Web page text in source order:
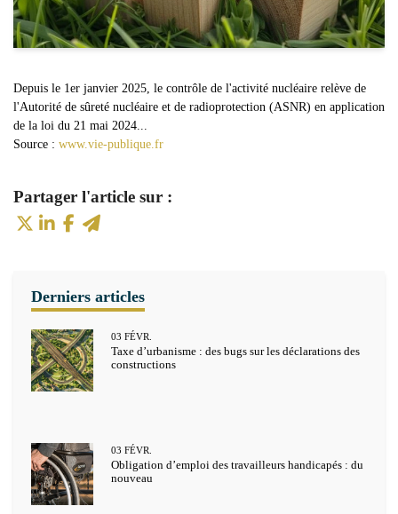
Source : www.vie-publique.fr
Depuis le 1er janvier 2025, le contrôle de l'activité nucléaire relève de
l'Autorité de sûreté nucléaire et de radioprotection (ASNR) en application
de la loi du 21 mai 2024...
Taxe d’urbanisme : des bugs sur les déclarations des
constructions
03 FÉVR.
Obligation d’emploi des travailleurs handicapés : du
nouveau
03 FÉVR.